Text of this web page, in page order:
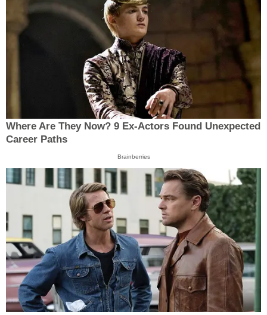
Where Are They Now? 9 Ex-Actors Found Unexpected
Career Paths
Brainberries